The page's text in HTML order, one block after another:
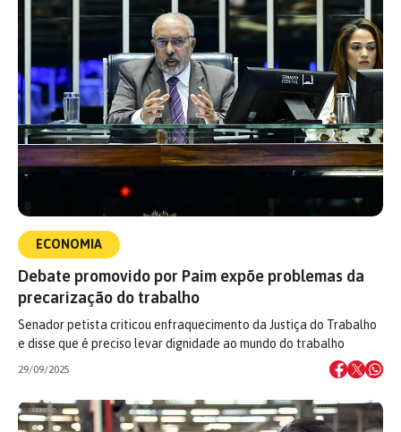
ECONOMIA
Debate promovido por Paim expõe problemas da
precarização do trabalho
Senador petista criticou enfraquecimento da Justiça do Trabalho
e disse que é preciso levar dignidade ao mundo do trabalho
29/09/2025